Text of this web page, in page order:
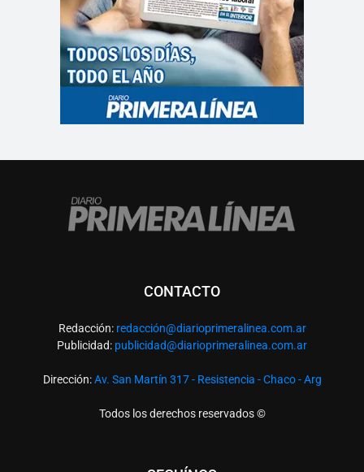
CONTACTO
Redacción: redacción@diarioprimeralinea.com.ar
Publicidad: publicidad@diarioprimeralinea.com.ar
Dirección:Av. San Martín 317 - Resistencia - Chaco - Arg
Todos los derechos reservados ©